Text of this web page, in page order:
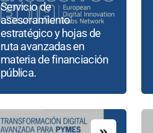
Servicio de
asesoramiento
estratégico y hojas de
ruta avanzadas en
materia de financiación
pública.